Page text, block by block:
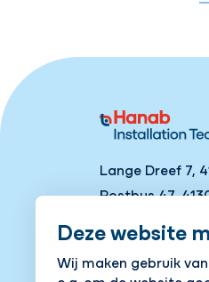
Deze website
Wij maken gebruik
Lange Dreef 7,
Postbus 47,
Contact